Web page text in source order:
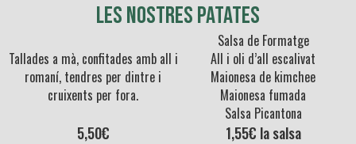
Les nostres patates
Tallades a mà, confitades amb all i
romaní, tendres per dintre i
cruixents per fora.
Salsa de Formatge
All i oli d’all escalivat
Maionesa de kimchee
Maionesa fumada
Salsa Picantona
5,50€ 1,55€ la salsa